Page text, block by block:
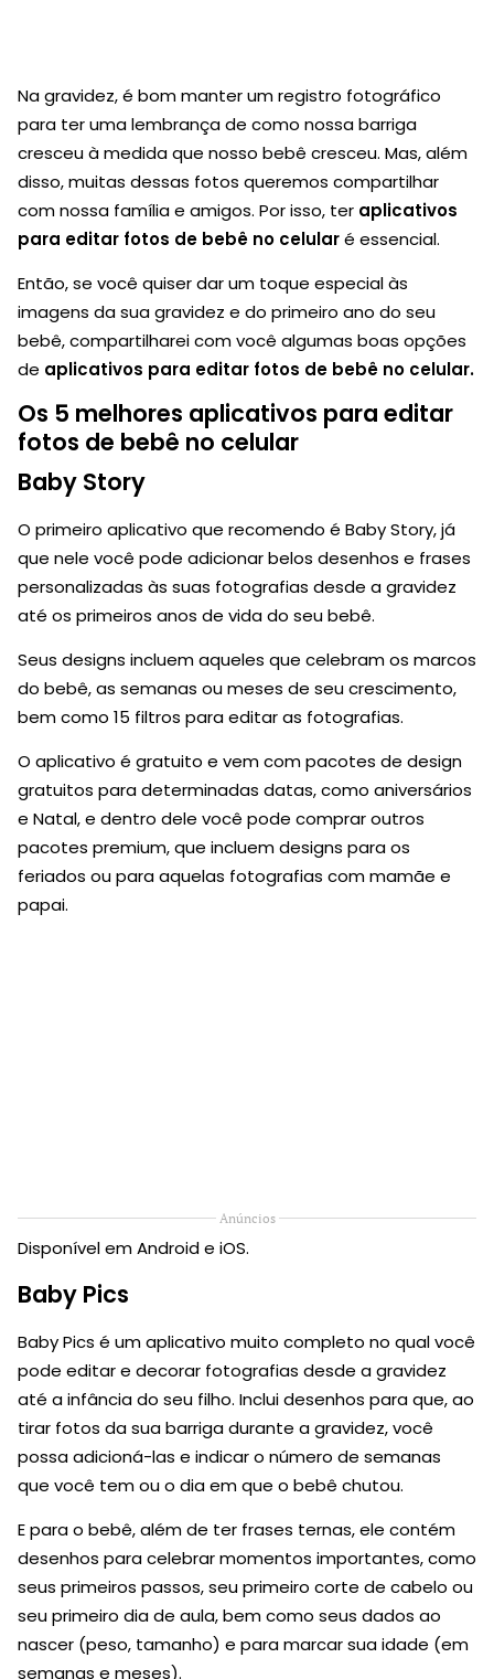
Na gravidez, é bom manter um registro fotográfico
para ter uma lembrança de como nossa barriga
cresceu à medida que nosso bebê cresceu. Mas, além
disso, muitas dessas fotos queremos compartilhar
com nossa família e amigos. Por isso, ter aplicativos
para editar fotos de bebê no celularé essencial.
Então, se você quiser dar um toque especial às
imagens da sua gravidez e do primeiro ano do seu
bebê, compartilharei com você algumas boas opções
de aplicativos para editar fotos de bebê no celular.
Os 5 melhores aplicativos para editar
fotos de bebê no celular
Baby Story
O primeiro aplicativo que recomendo é Baby Story, já
que nele você pode adicionar belos desenhos e frases
personalizadas às suas fotografias desde a gravidez
até os primeiros anos de vida do seu bebê.
Seus designs incluem aqueles que celebram os marcos
do bebê, as semanas ou meses de seu crescimento,
bem como 15 filtros para editar as fotografias.
O aplicativo é gratuito e vem com pacotes de design
gratuitos para determinadas datas, como aniversários
e Natal, e dentro dele você pode comprar outros
pacotes premium, que incluem designs para os
feriados ou para aquelas fotografias com mamãe e
papai.
Anúncios
Disponível em Android e iOS.
Baby Pics
Baby Pics é um aplicativo muito completo no qual você
pode editar e decorar fotografias desde a gravidez
até a infância do seu filho. Inclui desenhos para que, ao
tirar fotos da sua barriga durante a gravidez, você
possa adicioná-las e indicar o número de semanas
que você tem ou o dia em que o bebê chutou.
E para o bebê, além de ter frases ternas, ele contém
desenhos para celebrar momentos importantes, como
seus primeiros passos, seu primeiro corte de cabelo ou
seu primeiro dia de aula, bem como seus dados ao
nascer (peso, tamanho) e para marcar sua idade (em
semanas e meses).